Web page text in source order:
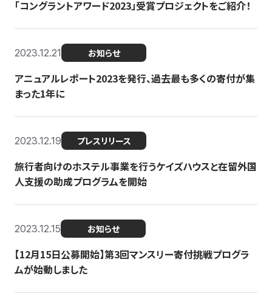
「コングラントアワード2023」受賞プロジェクトをご紹介！
2023.12.21 お知らせ
アニュアルレポート2023を発行、過去最も多くの寄付が集
まった1年に
2023.12.19 プレスリリース
旅行者向けのホステル事業を行うケイズハウスと在留外国
人支援の助成プログラムを開始
2023.12.15 お知らせ
【12月15日公募開始】第3回マンスリー寄付挑戦プログラ
ムが始動しました